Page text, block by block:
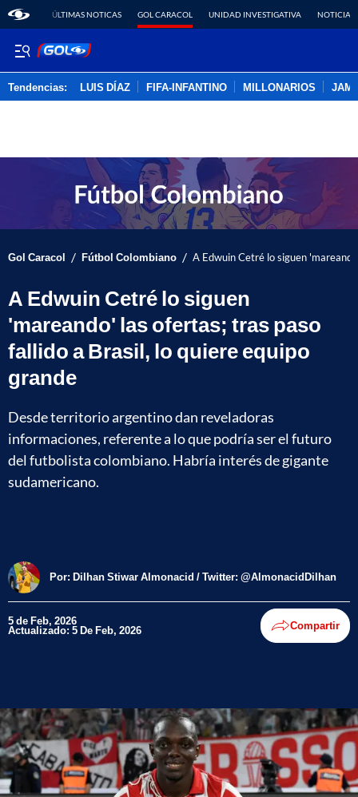
ÚLTIMAS NOTICAS GOL CARACOL UNIDAD INVESTIGATIVA NOTICIAS
Tendencias: LUIS DÍAZ FIFA-INFANTINO MILLONARIOS
Gol Caracol / Fútbol Colombiano / A Edwuin Cetré lo siguen
A Edwuin Cetré lo siguen
'mareando' las ofertas; tras paso
fallido a Brasil, lo quiere equipo
grande
Desde territorio argentino dan reveladoras
informaciones, referente a lo que podría ser el futuro
del futbolista colombiano. Habría interés de gigante
sudamericano.
Por: Dilhan Stiwar Almonacid / Twitter: @AlmonacidDilhan
5 de Feb, 2026
Actualizado: 5 De Feb, 2026 Compartir